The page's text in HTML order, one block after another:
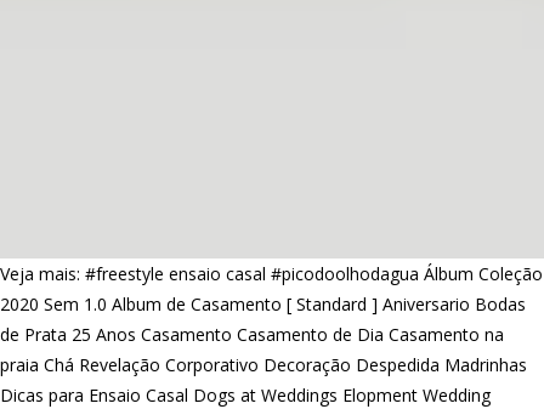
Veja mais: #freestyle ensaio casal #picodoolhodagua Álbum Coleção
2020 Sem 1.0 Album de Casamento [ Standard ] Aniversario Bodas
de Prata 25 Anos Casamento Casamento de Dia Casamento na
praia Chá Revelação Corporativo Decoração Despedida Madrinhas
Dicas para Ensaio Casal Dogs at Weddings Elopment Wedding